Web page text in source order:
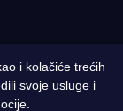
| Designed by
i kolačiće trećih
svoje usluge i